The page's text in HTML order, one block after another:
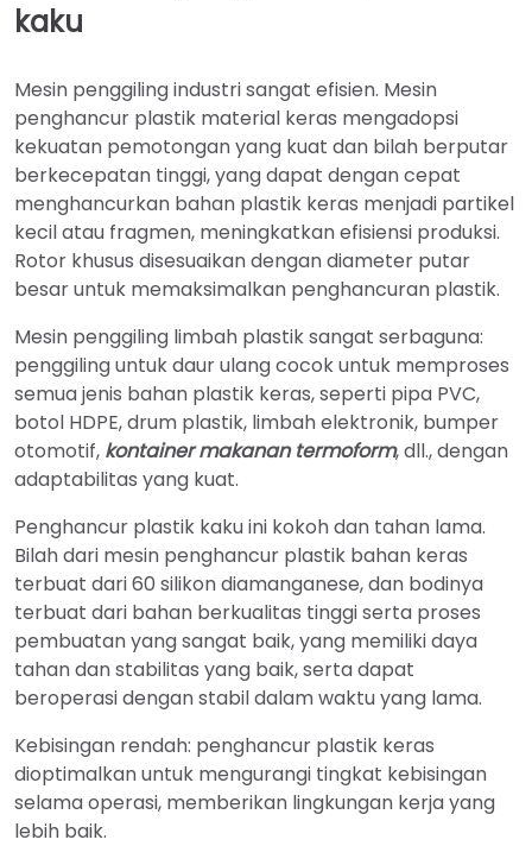
kaku
Mesin penggiling industri sangat efisien. Mesin
penghancur plastik material keras mengadopsi
kekuatan pemotongan yang kuat dan bilah berputar
berkecepatan tinggi, yang dapat dengan cepat
menghancurkan bahan plastik keras menjadi partikel
kecil atau fragmen, meningkatkan efisiensi produksi.
Rotor khusus disesuaikan dengan diameter putar
besar untuk memaksimalkan penghancuran plastik.
Mesin penggiling limbah plastik sangat serbaguna:
penggiling untuk daur ulang cocok untuk memproses
semua jenis bahan plastik keras, seperti pipa PVC,
botol HDPE, drum plastik, limbah elektronik, bumper
otomotif, kontainer makanan termoform, dll., dengan
adaptabilitas yang kuat.
Penghancur plastik kaku ini kokoh dan tahan lama.
Bilah dari mesin penghancur plastik bahan keras
terbuat dari 60 silikon diamanganese, dan bodinya
terbuat dari bahan berkualitas tinggi serta proses
pembuatan yang sangat baik, yang memiliki daya
tahan dan stabilitas yang baik, serta dapat
beroperasi dengan stabil dalam waktu yang lama.
Kebisingan rendah: penghancur plastik keras
dioptimalkan untuk mengurangi tingkat kebisingan
selama operasi, memberikan lingkungan kerja yang
lebih baik.